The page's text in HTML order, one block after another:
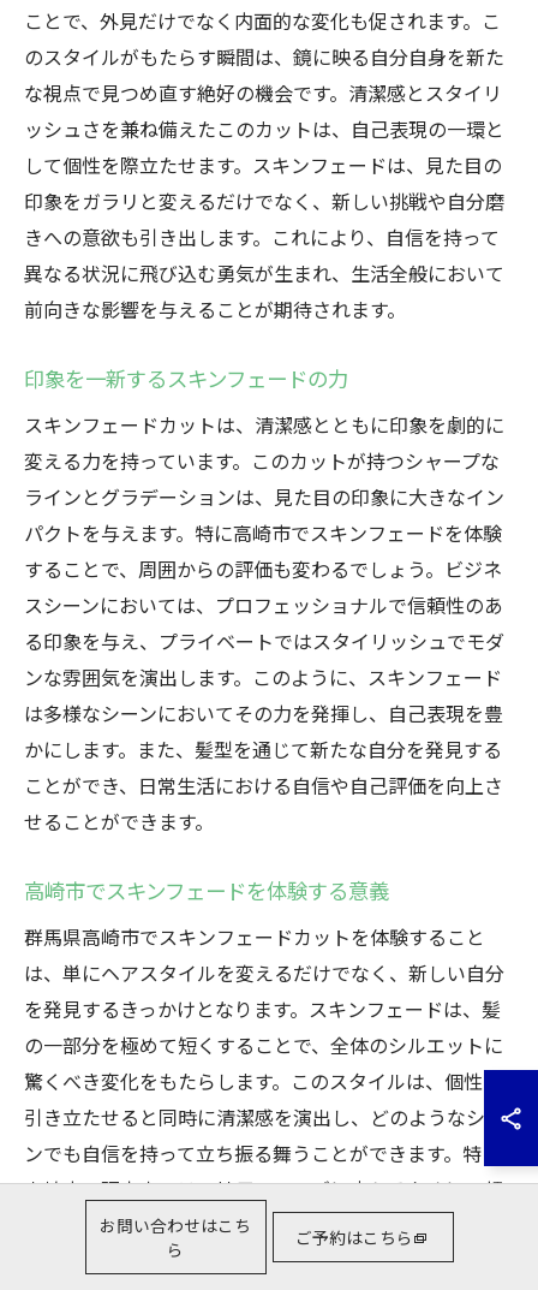
ことで、外見だけでなく内面的な変化も促されます。こ
のスタイルがもたらす瞬間は、鏡に映る自分自身を新た
な視点で見つめ直す絶好の機会です。清潔感とスタイリ
ッシュさを兼ね備えたこのカットは、自己表現の一環と
して個性を際立たせます。スキンフェードは、見た目の
印象をガラリと変えるだけでなく、新しい挑戦や自分磨
きへの意欲も引き出します。これにより、自信を持って
異なる状況に飛び込む勇気が生まれ、生活全般において
前向きな影響を与えることが期待されます。
印象を一新するスキンフェードの力
スキンフェードカットは、清潔感とともに印象を劇的に
変える力を持っています。このカットが持つシャープな
ラインとグラデーションは、見た目の印象に大きなイン
パクトを与えます。特に高崎市でスキンフェードを体験
することで、周囲からの評価も変わるでしょう。ビジネ
スシーンにおいては、プロフェッショナルで信頼性のあ
る印象を与え、プライベートではスタイリッシュでモダ
ンな雰囲気を演出します。このように、スキンフェード
は多様なシーンにおいてその力を発揮し、自己表現を豊
かにします。また、髪型を通じて新たな自分を発見する
ことができ、日常生活における自信や自己評価を向上さ
せることができます。
高崎市でスキンフェードを体験する意義
群馬県高崎市でスキンフェードカットを体験すること
は、単にヘアスタイルを変えるだけでなく、新しい自分
を発見するきっかけとなります。スキンフェードは、髪
の一部分を極めて短くすることで、全体のシルエットに
驚くべき変化をもたらします。このスタイルは、個性を
引き立たせると同時に清潔感を演出し、どのようなシー
ンでも自信を持って立ち振る舞うことができます。特に
高崎市の理容室では、地元のニーズに応えるために、顔
の形や髪質に合わせたカスタマイズが可能で、その技術
力は多くの顧客に支持されています。スキンフェードカ
お問い合わせはこち
ら
ご予約はこちら